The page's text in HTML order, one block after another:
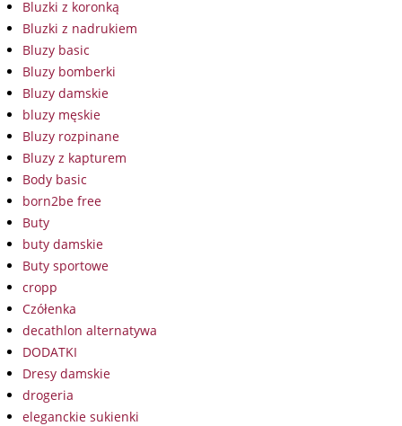
Bluzki z koronką
Bluzki z nadrukiem
Bluzy basic
Bluzy bomberki
Bluzy damskie
bluzy męskie
Bluzy rozpinane
Bluzy z kapturem
Body basic
born2be free
Buty
buty damskie
Buty sportowe
cropp
Czółenka
decathlon alternatywa
DODATKI
Dresy damskie
drogeria
eleganckie sukienki